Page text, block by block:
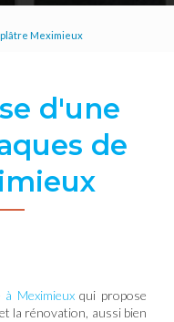
Meximieux
d'une
de
à Meximieuxqui propose
la rénovation, aussi bien